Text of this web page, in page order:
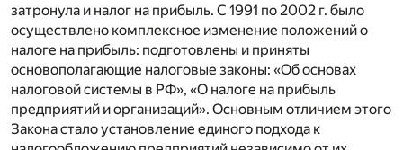
затронула и налог на прибыль. С 1991 по 2002 г. было
осуществлено комплексное изменение положений о
налоге на прибыль: подготовлены и приняты
основополагающие налоговые законы: «Об основах
налоговой системы в РФ», «О налоге на прибыль
предприятий и организаций». Основным отличием этого
Закона стало установление единого подхода к